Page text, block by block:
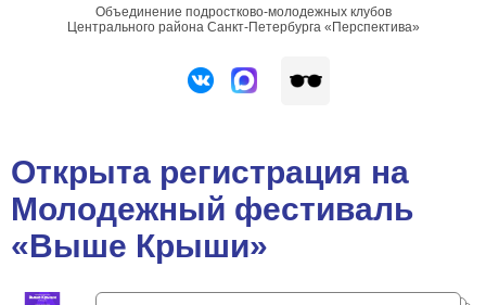
Объединение подростково-молодежных клубов
Центрального района Санкт-Петербурга «Перспектива»
Открыта регистрация на
Молодежный фестиваль
«Выше Крыши»